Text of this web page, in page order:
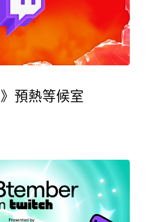
預熱等候室
佈 - Aug 12, 2025